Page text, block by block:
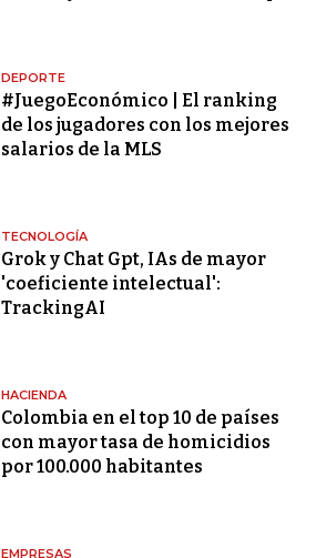
DEPORTE
#JuegoEconómico | El ranking
de los jugadores con los mejores
salarios de la MLS
TECNOLOGÍA
Grok y Chat Gpt, IAs de mayor
'coeficiente intelectual':
TrackingAI
HACIENDA
Colombia en el top 10 de países
con mayor tasa de homicidios
por 100.000 habitantes
EMPRESAS